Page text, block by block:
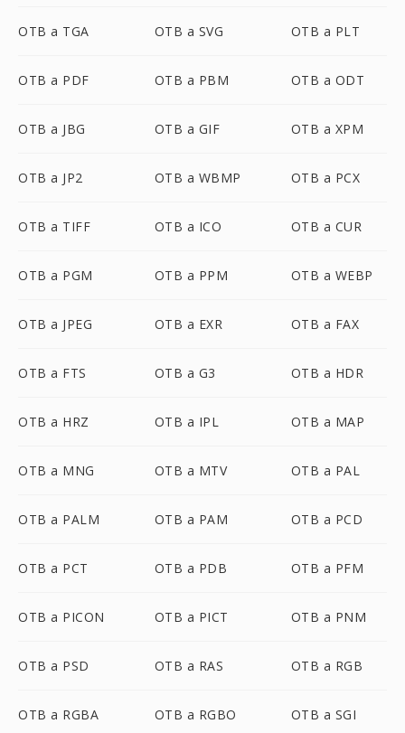
OTB a TGA OTB a SVG OTB a PLT
OTB a PDF OTB a PBM OTB a ODT
OTB a JBG OTB a GIF OTB a XPM
OTB a JP2 OTB a WBMP OTB a PCX
OTB a TIFF OTB a ICO OTB a CUR
OTB a PGM OTB a PPM OTB a WEBP
OTB a JPEG OTB a EXR OTB a FAX
OTB a FTS OTB a G3 OTB a HDR
OTB a HRZ OTB a IPL OTB a MAP
OTB a MNG OTB a MTV OTB a PAL
OTB a PALM OTB a PAM OTB a PCD
OTB a PCT OTB a PDB OTB a PFM
OTB a PICON OTB a PICT OTB a PNM
OTB a PSD OTB a RAS OTB a RGB
OTB a RGBA OTB a RGBO OTB a SGI